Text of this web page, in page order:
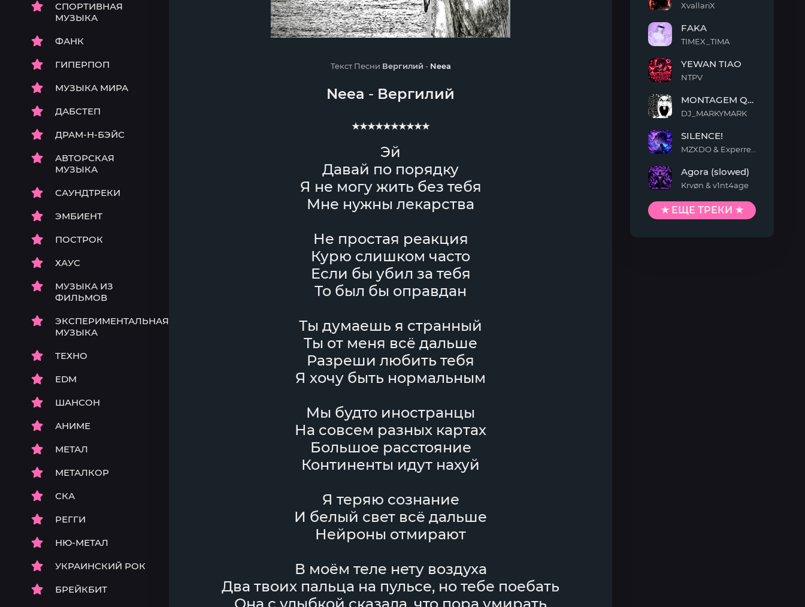
СПОРТИВНАЯ
МУЗЫКА
ФАНК
ГИПЕРПОП
МУЗЫКА МИРА
ДАБСТЕП
ДРАМ-Н-БЭЙС
АВТОРСКАЯ
МУЗЫКА
САУНДТРЕКИ
ЭМБИЕНТ
ПОСТРОК
ХАУС
МУЗЫКА ИЗ
ФИЛЬМОВ
ЭКСПЕРИМЕНТАЛЬНАЯ
МУЗЫКА
ТЕХНО
EDM
ШАНСОН
АНИМЕ
МЕТАЛ
МЕТАЛКОР
СКА
РЕГГИ
НЮ-МЕТАЛ
УКРАИНСКИЙ РОК
БРЕЙКБИТ
Текст Песни Вергилий - Neea
Neea - Вергилий
★★★★★★★★★★
Эй
Давай по порядку
Я не могу жить без тебя
Мне нужны лекарства
Не простая реакция
Курю слишком часто
Если бы убил за тебя
То был бы оправдан
Ты думаешь я странный
Ты от меня всё дальше
Разреши любить тебя
Я хочу быть нормальным
Мы будто иностранцы
На совсем разных картах
Большое расстояние
Континенты идут нахуй
Я теряю сознание
И белый свет всё дальше
Нейроны отмирают
В моём теле нету воздуха
Два твоих пальца на пульсе, но тебе поебать
KILLTEKK
XvallariX
FAKA
TIMEX_TIMA
TIAO
YEWAN TIAO
NTPV
QUIMENTO
MONTAGEM QUIMENTO
DJ_MARKYMARK
SILENCE!
(slowed)
Agora (slowed)
Krvøn & v1nt4age
★ ЕЩЕ ТРЕКИ ★